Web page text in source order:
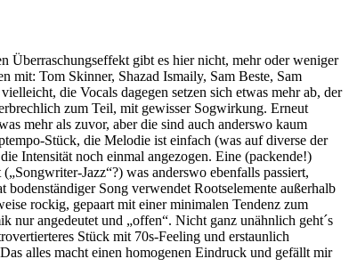
Überraschungseffekt gibt es hier nicht, mehr oder weniger
mit: Tom Skinner, Shazad Ismaily, Sam Beste, Sam
die Vocals dagegen setzen sich etwas mehr ab, der
zum Teil, mit gewisser Sogwirkung. Erneut
mehr als zuvor, aber die sind auch anderswo kaum
Stück, die Melodie ist einfach (was auf diverse der
Intensität noch einmal angezogen. Eine (packende!)
Jazz“?) was anderswo ebenfalls passiert,
Song verwendet Rootselemente außerhalb
rockig, gepaart mit einer minimalen Tendenz zum
nur angedeutet und „offen“. Nicht ganz unähnlich geht´s
Stück mit 70s-Feeling und erstaunlich
alles macht einen homogenen Eindruck und gefällt mir